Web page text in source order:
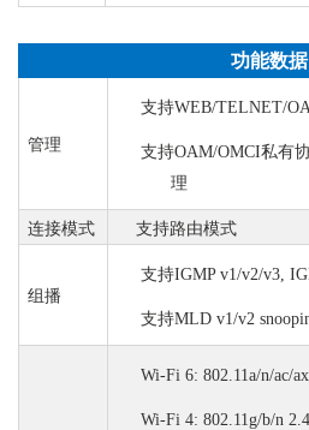
功能数据
管理
支持WEB/TELNET/
支持OAM/OMCI私有
理
连接模式 支持路由模式
组播
支持IGMP v1/v2/v3,
支持MLD v1/v2
Wi-Fi 6: 802.11a/n/ac/
Wi-Fi 4: 802.11g/b/n